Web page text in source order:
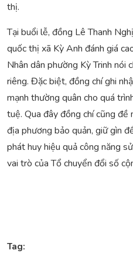
thị.
Tại buổi lễ, đồng Lê Thanh
quốc thị xã Kỳ Anh đánh giá
Nhân dân phường Kỳ Trinh nói
riêng. Đặc biệt, đồng chí ghi
mạnh thường quân cho quá
tuệ. Qua đây đồng chí cũng đề
địa phương bảo quản, giữ gìn
phát huy hiệu quả công năng
vai trò của Tổ chuyển đổi số
Tag: